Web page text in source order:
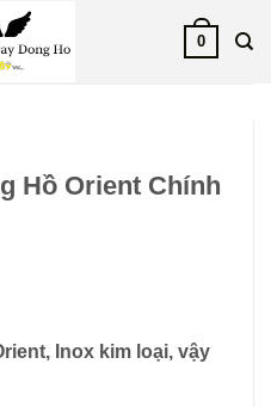
0
Hồ Orient Chính
Inox kim loại, vậy